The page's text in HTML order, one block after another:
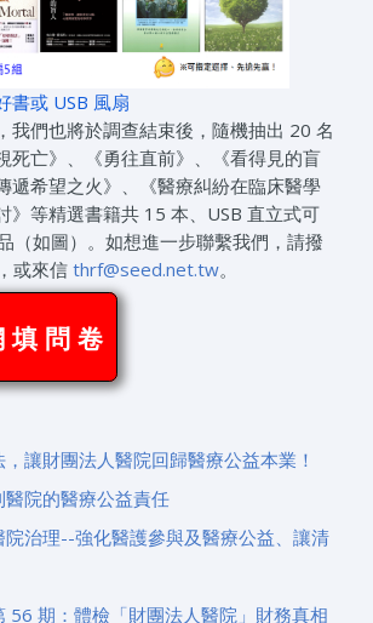
書或 USB 風扇
我們也將於調查結束後，隨機抽出 20 名
死亡》、《勇往直前》、《看得見的盲
遞希望之火》、《醫療糾紛在臨床醫學
》等精選書籍共 15 本、USB 直立式可
（如圖）。如想進一步聯繫我們，請撥
或來信 thrf@seed.net.tw。
填 問 卷
讓財團法人醫院回歸醫療公益本業！
醫院的醫療公益責任
院治理--強化醫護參與及醫療公益、讓清
56 期：體檢「財團法人醫院」財務真相